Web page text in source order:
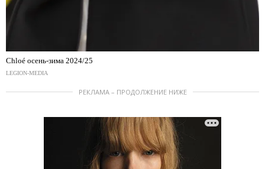
Chloé осень-зима 2024/25
LEGION-MEDIA
РЕКЛАМА – ПРОДОЛЖЕНИЕ НИЖЕ